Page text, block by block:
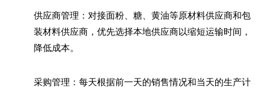
供应商管理：对接面粉、糖、黄油等原材料供应商和包
装材料供应商，优先选择本地供应商以缩短运输时间，
降低成本。
采购管理：每天根据前一天的销售情况和当天的生产计